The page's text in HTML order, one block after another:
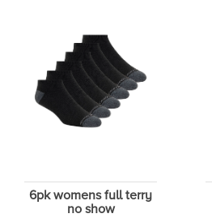
6pk womens full terry
no show